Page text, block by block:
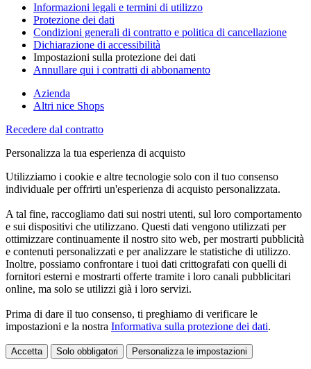
Informazioni legali e termini di utilizzo
Protezione dei dati
Condizioni generali di contratto e politica di cancellazione
Dichiarazione di accessibilità
Impostazioni sulla protezione dei dati
Annullare qui i contratti di abbonamento
Azienda
Altri nice Shops
Recedere dal contratto
Personalizza la tua esperienza di acquisto
Utilizziamo i cookie e altre tecnologie solo con il tuo consenso
individuale per offrirti un'esperienza di acquisto personalizzata.
A tal fine, raccogliamo dati sui nostri utenti, sul loro comportamento
e sui dispositivi che utilizzano. Questi dati vengono utilizzati per
ottimizzare continuamente il nostro sito web, per mostrarti pubblicità
e contenuti personalizzati e per analizzare le statistiche di utilizzo.
Inoltre, possiamo confrontare i tuoi dati crittografati con quelli di
fornitori esterni e mostrarti offerte tramite i loro canali pubblicitari
online, ma solo se utilizzi già i loro servizi.
Prima di dare il tuo consenso, ti preghiamo di verificare le
impostazioni e la nostra Informativa sulla protezione dei dati.
Accetta Solo obbligatori Personalizza le impostazioni